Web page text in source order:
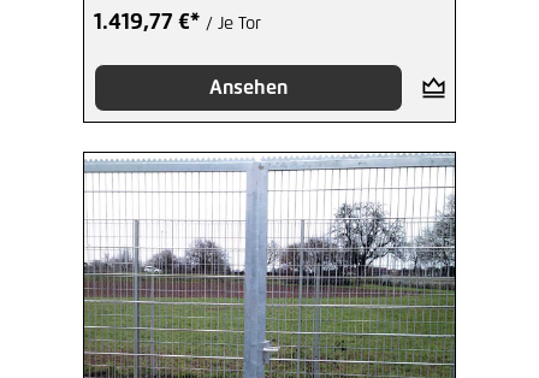
1.419,77 €* / Je Tor
Ansehen